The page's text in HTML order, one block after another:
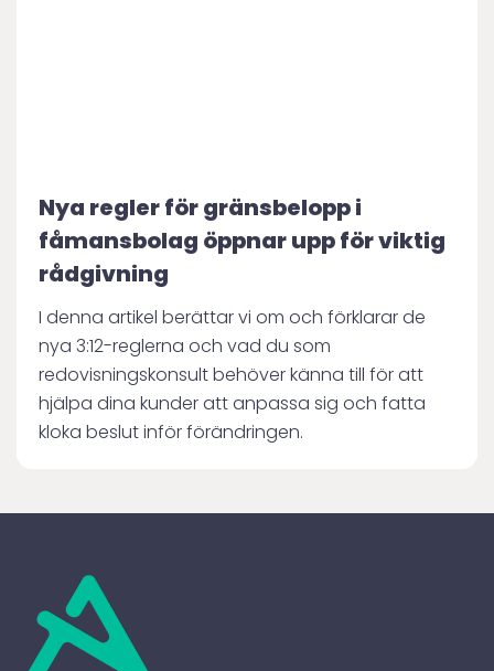
Nya regler för gränsbelopp i
fåmansbolag öppnar upp för viktig
rådgivning
I denna artikel berättar vi om och förklarar de
nya 3:12-reglerna och vad du som
redovisningskonsult behöver känna till för att
hjälpa dina kunder att anpassa sig och fatta
kloka beslut inför förändringen.